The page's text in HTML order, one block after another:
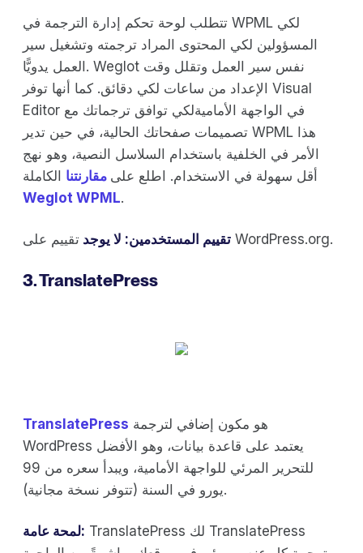
تتطلب لوحة تحكم إدارة الترجمة في WPML لكي
المسؤولين لكي المحتوى المراد ترجمته وتشغيل سير
العمل يدويًّا. Weglot نفس سير العمل وتقلل وقت
الإعداد من ساعات لكي دقائق. كما أنها توفر Visual
Editor في الواجهة الأماميةلكي توافق ترجماتك مع
تصميمات صفحاتك الحالية، في حين تدير WPML هذا
الأمر في الخلفية باستخدام السلاسل النصية، وهو نهج
أقل سهولة في الاستخدام. اطلع على مقارنتنا الكاملة
Weglot WPML.
تقييم المستخدمين: لا يوجد تقييم على WordPress.org.
3. TranslatePress
TranslatePress
WordPress يعتمد على قاعدة بيانات، وهو الأفضل
للتحرير المرئي للواجهة الأمامية، ويبدأ سعره من 99
يورو في السنة (تتوفر نسخة مجانية).
لمحة عامة: TranslatePress لك TranslatePress